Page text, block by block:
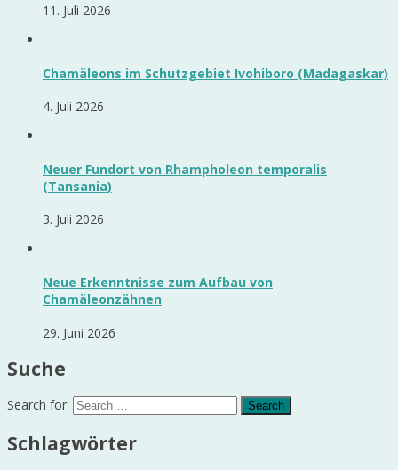
11. Juli 2026
Chamäleons im Schutzgebiet Ivohiboro (Madagaskar)
4. Juli 2026
Neuer Fundort von Rhampholeon temporalis
(Tansania)
3. Juli 2026
Neue Erkenntnisse zum Aufbau von
Chamäleonzähnen
29. Juni 2026
Suche
Search for:
Schlagwörter